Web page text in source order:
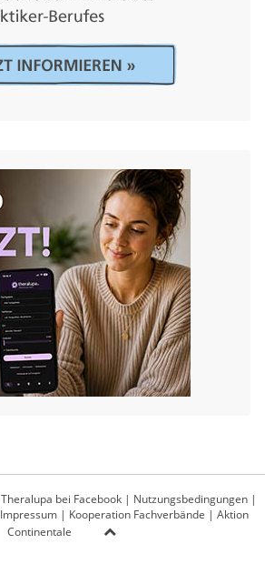
Theralupa bei Facebook | Nutzungsbedingungen |
Impressum| Kooperation Fachverbände | Aktion
Continentale